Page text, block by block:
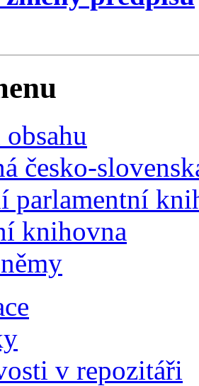
česko-
parlamentní
knihovna
v repozitáři